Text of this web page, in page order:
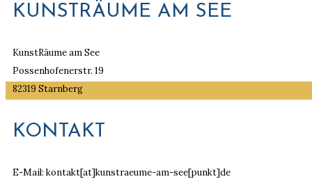
KUNSTRÄUME AM SEE
KunstRäume am See
Possenhofenerstr. 19
82319 Starnberg
KONTAKT
E-Mail: kontakt[at]kunstraeume-am-see[punkt]de